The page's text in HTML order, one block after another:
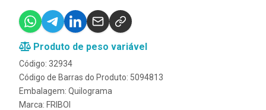
Produto de peso variável
Código: 32934
Código de Barras do Produto: 5094813
Embalagem: Quilograma
Marca: FRIBOI